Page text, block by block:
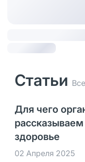
Статьи
Для чего
здоровье
02 Апреля 2025